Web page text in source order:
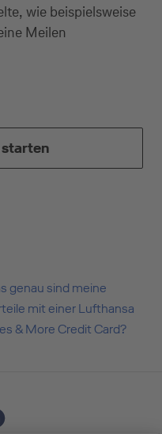
wie beispielsweise
Meilen
starten
genau sind meine
mit einer Lufthansa
& More Credit Card?
(inkl. GbR),